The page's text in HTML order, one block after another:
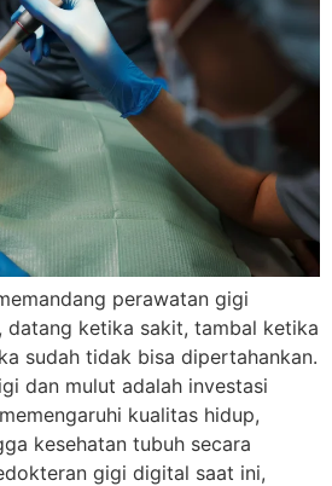
perawatan gigi
datang ketika sakit, tambal ketika
sudah tidak bisa dipertahankan.
dan mulut adalah investasi
kualitas hidup,
kesehatan tubuh secara
gigi digital saat ini,